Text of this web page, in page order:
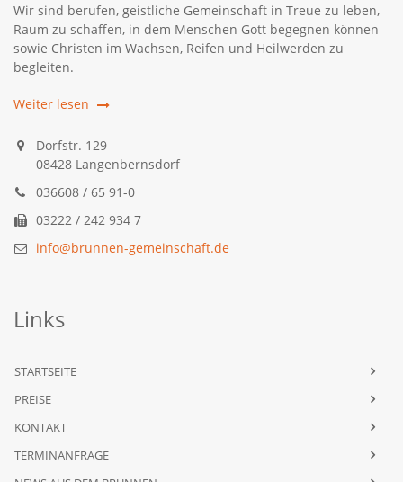
Wir sind berufen, geistliche Gemeinschaft in Treue zu leben,
Raum zu schaffen, in dem Menschen Gott begegnen können
sowie Christen im Wachsen, Reifen und Heilwerden zu
begleiten.
Weiter lesen
Dorfstr. 129
08428 Langenbernsdorf
036608 / 65 91-0
03222 / 242 934 7
info@brunnen-gemeinschaft.de
Links
STARTSEITE
PREISE
KONTAKT
TERMINANFRAGE